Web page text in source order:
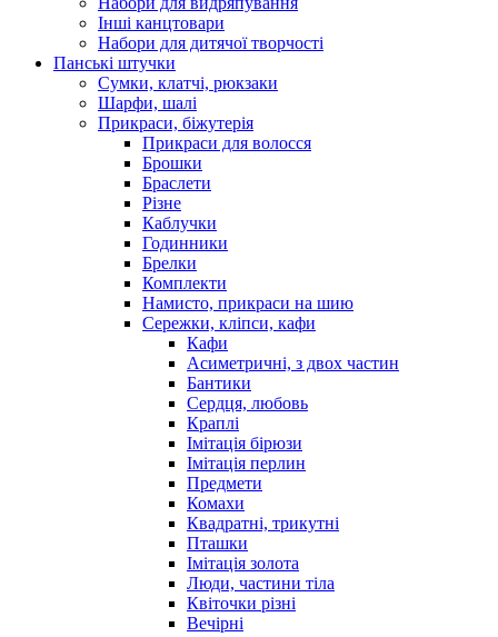
Інші канцтовари
Набори для дитячої творчості
Панські штучки
Сумки, клатчі, рюкзаки
Шарфи, шалі
Прикраси, біжутерія
Прикраси для волосся
Брошки
Браслети
Різне
Каблучки
Годинники
Брелки
Комплекти
Намисто, прикраси на шию
Сережки, кліпси, кафи
Кафи
Асиметричні, з двох частин
Бантики
Сердця, любовь
Краплі
Імітація бірюзи
Імітація перлин
Предмети
Комахи
Квадратні, трикутні
Пташки
Імітація золота
Люди, частини тіла
Квіточки різні
Вечірні